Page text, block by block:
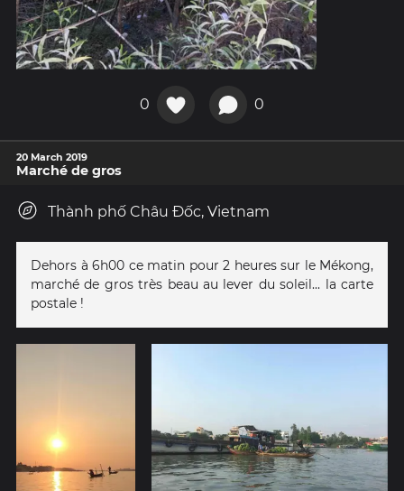
0 0
20 March 2019
Marché de gros
Thành phố Châu Đốc, Vietnam
Dehors à 6h00 ce matin pour 2 heures sur le Mékong,
marché de gros très beau au lever du soleil... la carte
postale !